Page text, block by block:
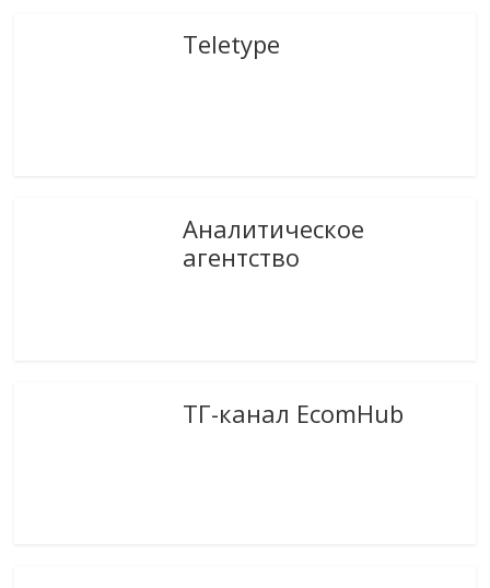
Teletype
Аналитическое
агентство
ТГ-канал EcomHub